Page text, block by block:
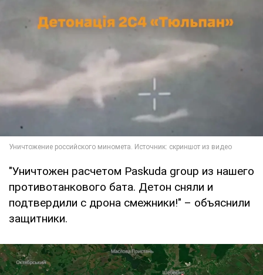
"Уничтожен расчетом Paskuda group из нашего
противотанкового бата. Детон сняли и
подтвердили с дрона смежники!" – объяснили
защитники.